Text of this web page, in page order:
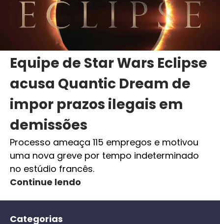
Equipe de Star Wars Eclipse
acusa Quantic Dream de
impor prazos ilegais em
demissões
Processo ameaça 115 empregos e motivou
uma nova greve por tempo indeterminado
no estúdio francês.
Continue lendo
Categorias